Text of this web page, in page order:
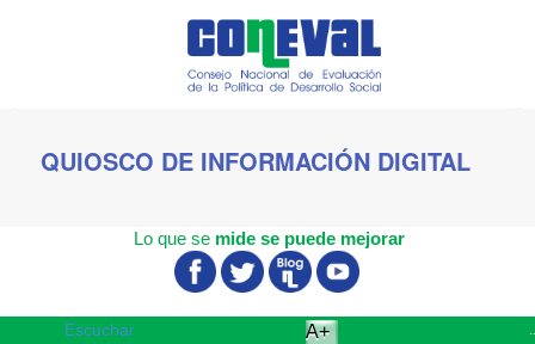
QUIOSCO DE INFORMACIÓN DIGITAL
Lo que se mide se puede mejorar
Escuchar A+